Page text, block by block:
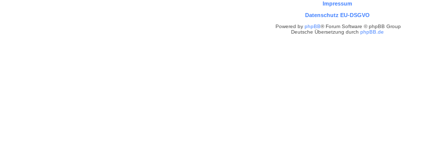
Impressum
Datenschutz EU-DSGVO
Powered by phpBB® Forum Software © phpBB Group
Deutsche Übersetzung durch phpBB.de